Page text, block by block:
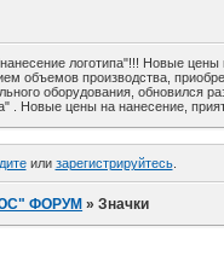
логотипа"!!! Новые цены
объемов производства,
оборудования, обновился
. Новые цены на нанесение,
или зарегистрируйтесь.
ФОРУМ »Значки